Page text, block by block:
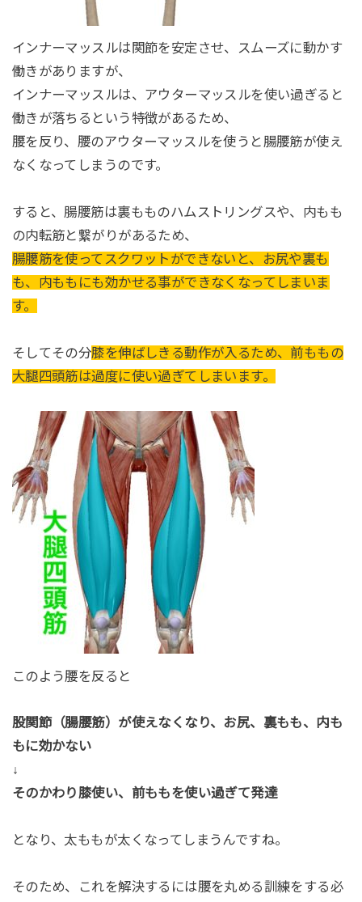
インナーマッスルは関節を安定させ、スムーズに動かす
働きがありますが、
インナーマッスルは、アウターマッスルを使い過ぎると
働きが落ちるという特徴があるため、
腰を反り、腰のアウターマッスルを使うと腸腰筋が使え
なくなってしまうのです。
すると、腸腰筋は裏もものハムストリングスや、内もも
の内転筋と繋がりがあるため、
腸腰筋を使ってスクワットができないと、お尻や裏も
も、内ももにも効かせる事ができなくなってしまいま
す。
そしてその分膝を伸ばしきる動作が入るため、前ももの
大腿四頭筋は過度に使い過ぎてしまいます。
このよう腰を反ると
股関節（腸腰筋）が使えなくなり、お尻、裏もも、内も
もに効かない
↓
そのかわり膝使い、前ももを使い過ぎて発達
となり、太ももが太くなってしまうんですね。
そのため、これを解決するには腰を丸める訓練をする必